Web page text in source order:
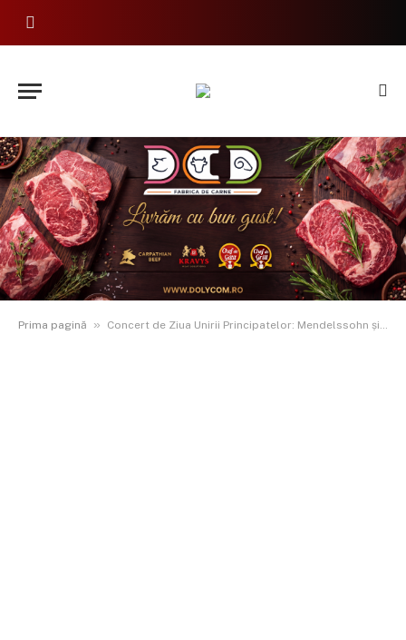
Prima pagină » Concert de Ziua Unirii Principatelor: Mendelssohn și Beethoven, pe scena Filarmonicii Botoșani – Intrare gratuită!